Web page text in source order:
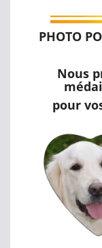
PHOTO
Nous
pour